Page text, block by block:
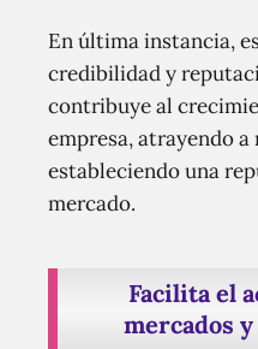
En última instancia,
credibilidad y
contribuye al
empresa, atrayendo a
estableciendo una
mercado.
Facilita el
mercados